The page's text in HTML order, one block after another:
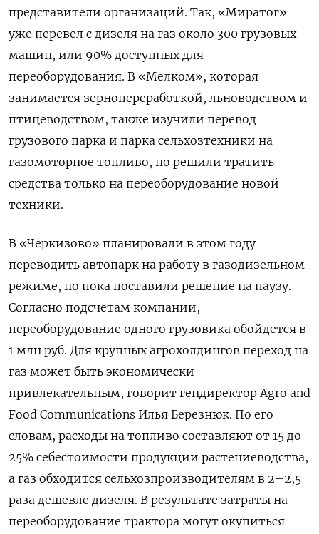
представители организаций. Так, «Миратог»
уже перевел с дизеля на газ около 300 грузовых
машин, или 90% доступных для
переоборудования. В «Мелком», которая
занимается зернопереработкой, льноводством и
птицеводством, также изучили перевод
грузового парка и парка сельхозтехники на
газомоторное топливо, но решили тратить
средства только на переоборудование новой
техники.
В «Черкизово» планировали в этом году
переводить автопарк на работу в газодизельном
режиме, но пока поставили решение на паузу.
Согласно подсчетам компании,
переоборудование одного грузовика обойдется в
1 млн руб. Для крупных агрохолдингов переход на
газ может быть экономически
привлекательным, говорит гендиректор Agro and
Food Communications Илья Березнюк. По его
словам, расходы на топливо составляют от 15 до
25% себестоимости продукции растениеводства,
а газ обходится сельхозпроизводителям в 2–2,5
раза дешевле дизеля. В результате затраты на
переоборудование трактора могут окупиться